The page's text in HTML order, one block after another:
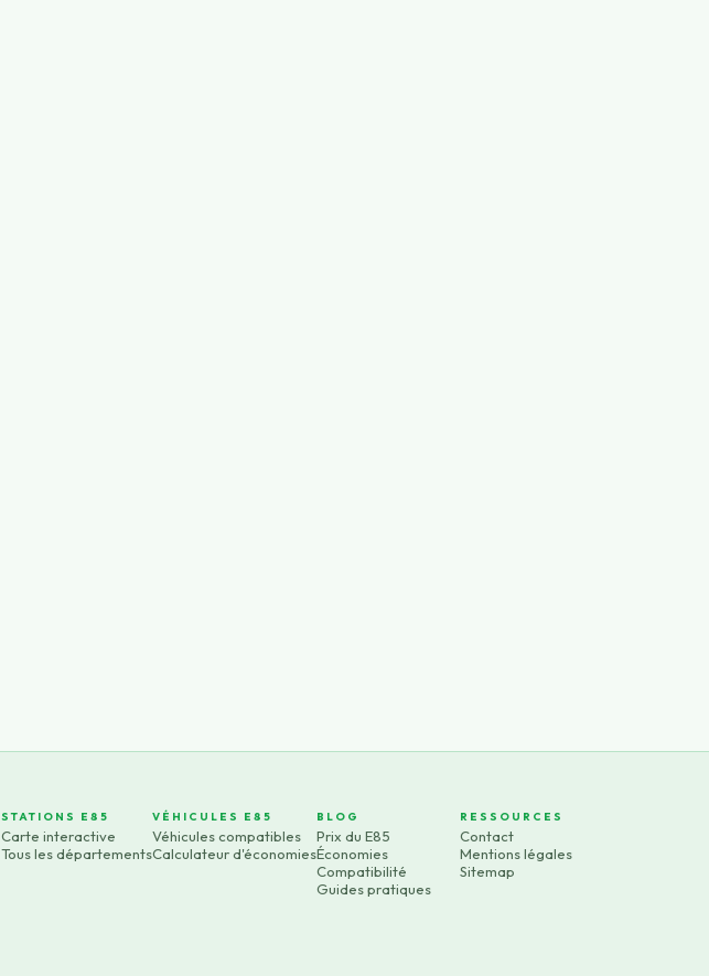
STATIONS E85
Carte interactive
Tous les départements
VÉHICULES E85
Véhicules compatibles
Calculateur d'économies
BLOG
Prix du E85
Économies
Compatibilité
Guides pratiques
RESSOURCES
Contact
Mentions légales
Sitemap